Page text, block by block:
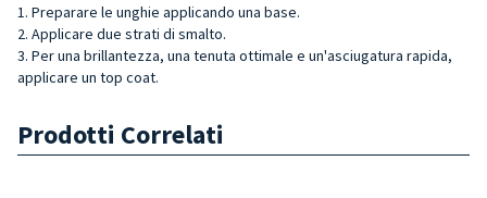
1. Preparare le unghie applicando una base.
2. Applicare due strati di smalto.
3. Per una brillantezza, una tenuta ottimale e un'asciugatura rapida,
applicare un top coat.
Prodotti Correlati